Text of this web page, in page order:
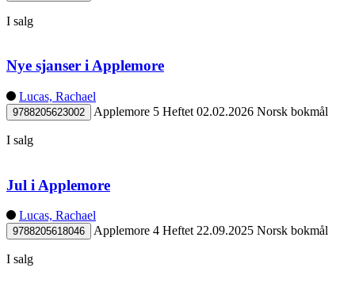
I salg
Nye sjanser i Applemore
Lucas, Rachael
9788205623002 Applemore 5 Heftet 02.02.2026 Norsk bokmål
I salg
Jul i Applemore
Lucas, Rachael
9788205618046 Applemore 4 Heftet 22.09.2025 Norsk bokmål
I salg